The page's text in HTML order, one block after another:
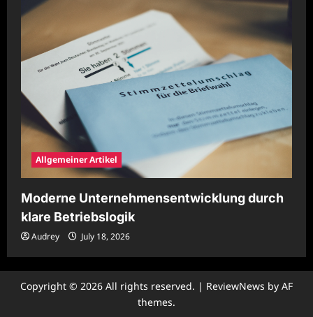
Allgemeiner Artikel
Moderne Unternehmensentwicklung durch
klare Betriebslogik
Audrey July 18, 2026
Copyright © 2026 All rights reserved. | ReviewNews by AF
themes.